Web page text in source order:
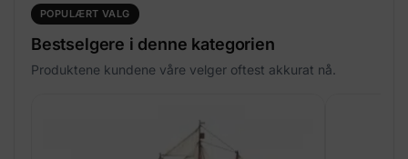
POPULÆRT VALG
Bestselgere i denne kategorien
Produktene kundene våre velger oftest akkurat nå.